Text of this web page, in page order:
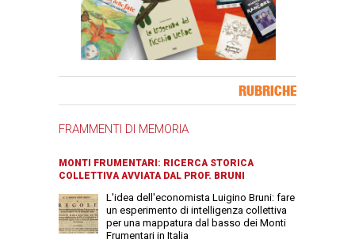
RUBRICHE
FRAMMENTI DI MEMORIA
MONTI FRUMENTARI: RICERCA STORICA
COLLETTIVA AVVIATA DAL PROF. BRUNI
L'idea dell'economista Luigino Bruni: fare
un esperimento di intelligenza collettiva
per una mappatura dal basso dei Monti
Frumentari in Italia